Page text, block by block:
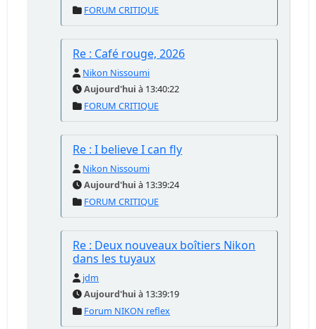
FORUM CRITIQUE
Re : Café rouge, 2026
Nikon Nissoumi
Aujourd'hui à 13:40:22
FORUM CRITIQUE
Re : I believe I can fly
Nikon Nissoumi
Aujourd'hui à 13:39:24
FORUM CRITIQUE
Re : Deux nouveaux boîtiers Nikon
dans les tuyaux
jdm
Aujourd'hui à 13:39:19
Forum NIKON reflex